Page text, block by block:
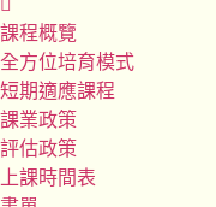
課程概覽
全方位培育模式
短期適應課程
課業政策
評估政策
上課時間表